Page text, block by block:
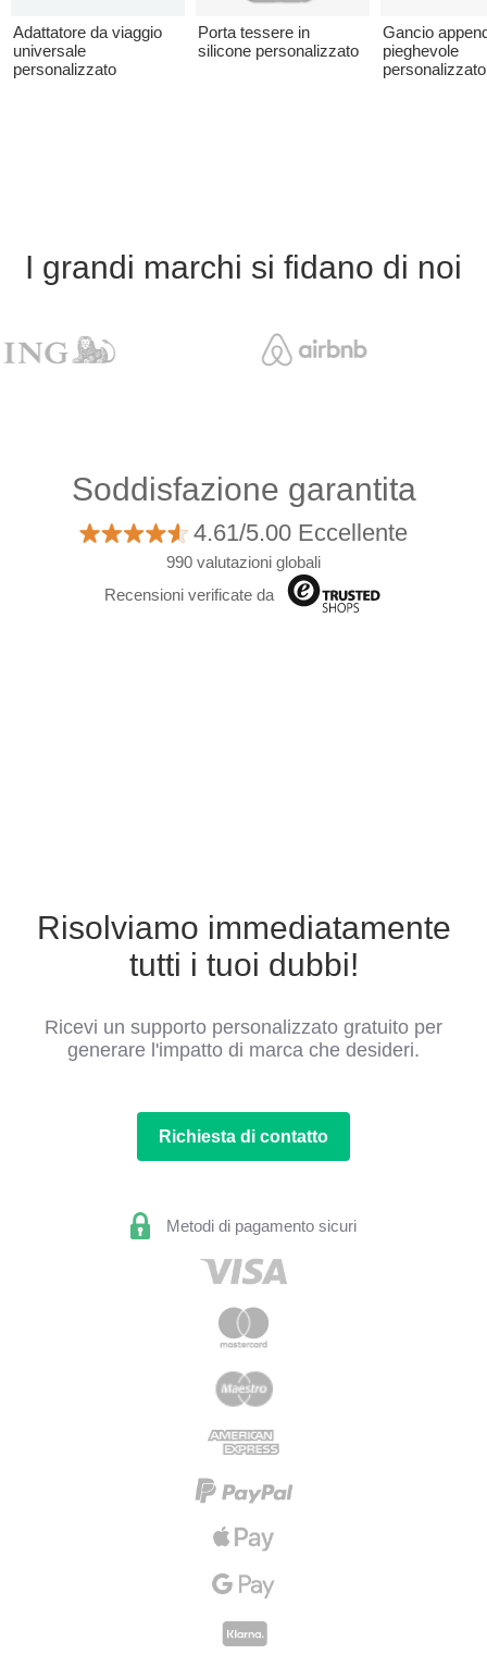
Adattatore da viaggio
universale
personalizzato
Porta tessere in
silicone personalizzato
Gancio
pieghevole
personalizzato
I grandi marchi si fidano di noi
Soddisfazione garantita
4.61/5.00 Eccellente
990 valutazioni globali
Recensioni verificate da
Risolviamo immediatamente
tutti i tuoi dubbi!
Ricevi un supporto personalizzato gratuito per
generare l'impatto di marca che desideri.
Richiesta di contatto
Metodi di pagamento sicuri